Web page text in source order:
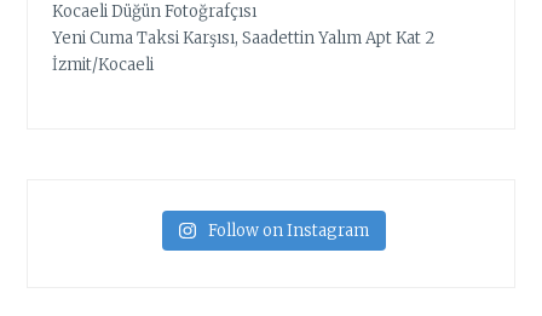
Kocaeli Düğün Fotoğrafçısı
Yeni Cuma Taksi Karşısı, Saadettin Yalım Apt Kat 2
İzmit/Kocaeli
Follow on Instagram